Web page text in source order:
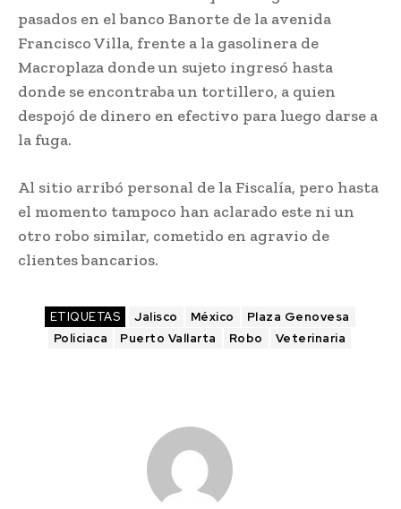
pasados en el banco Banorte de la avenida
Francisco Villa, frente a la gasolinera de
Macroplaza donde un sujeto ingresó hasta
donde se encontraba un tortillero, a quien
despojó de dinero en efectivo para luego darse a
la fuga.
Al sitio arribó personal de la Fiscalía, pero hasta
el momento tampoco han aclarado este ni un
otro robo similar, cometido en agravio de
clientes bancarios.
ETIQUETAS Jalisco México
Plaza Genovesa
Policiaca
Puerto Vallarta Robo Veterinaria